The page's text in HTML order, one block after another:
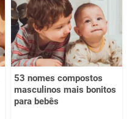
53 nomes compostos
masculinos mais bonitos
para bebês